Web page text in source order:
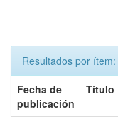
Resultados por ítem:
Fecha de
publicación
Título